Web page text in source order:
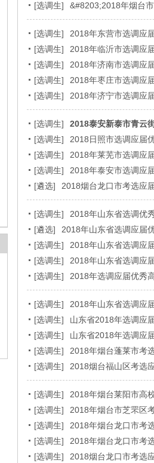
[选调生] &#8203;2018年烟台
[选调生] 2018年东营市选调应
[选调生] 2018年临沂市选调应
[选调生] 2018年济南市选调应
[选调生] 2018年枣庄市选调应
[选调生] 2018年济宁市选调应
[选调生] 2018泰安新泰市青云
[选调生] 2018日照市选调应届
[选调生] 2018年莱芜市选调应
[选调生] 2018年泰安市选调应
[遴选] 2018烟台龙口市考选应
[选调生] 2018年山东省选调优
[遴选] 2018年山东省选调应届
[选调生] 2018年山东省选调应
[选调生] 2018年山东省选调应
[选调生] 2018年选调应届优秀
[选调生] 2018年山东省选调应
[选调生] 山东省2018年选调应
[选调生] 山东省2018年选调应
[选调生] 2018年烟台蓬莱市考
[选调生] 2018烟台福山区考选
[选调生] 2018年烟台莱阳市高
[选调生] 2018年烟台市芝罘区
[选调生] 2018年烟台龙口市考
[选调生] 2018年烟台龙口市考
[选调生] 2018烟台龙口市考选